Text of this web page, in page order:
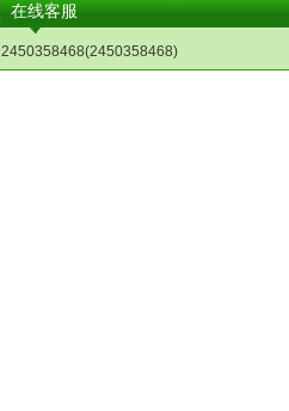
在线客服
2450358468(2450358468)